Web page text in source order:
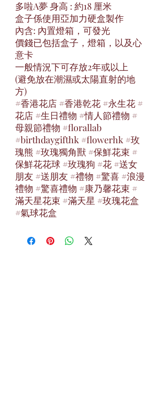
多啦A夢 身高 : 約18 厘米
盒子係使用亞加力硬盒製作
內含: 內置燈箱，可發光
價錢已包括盒子，燈箱，以及心
意卡
一般情況下可存放2年或以上
(避免放在潮濕或太陽直射的地
方)
#香港花店 #香港乾花 #永生花 #
花店 #生日禮物 #情人節禮物 #
母親節禮物 #florallab
#birthdaygifthk #flowerhk #玫
瑰熊 #玫瑰獨角獸 #保鮮花束 #
保鮮花花球 #玫瑰狗 #花 #送女
朋友 #送朋友 #禮物 #驚喜 #浪漫
禮物 #驚喜禮物 #康乃馨花束 #
滿天星花束 #滿天星 #玫瑰花盒
#氣球花盒